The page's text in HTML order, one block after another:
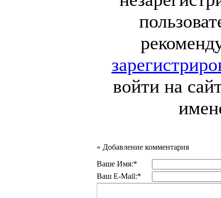
войти на
» Добавление комментария
Ваше Имя:*
Ваш E-Mail:*